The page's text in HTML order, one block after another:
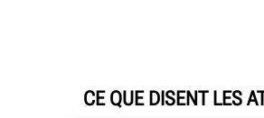
CE QUE DISENT LES